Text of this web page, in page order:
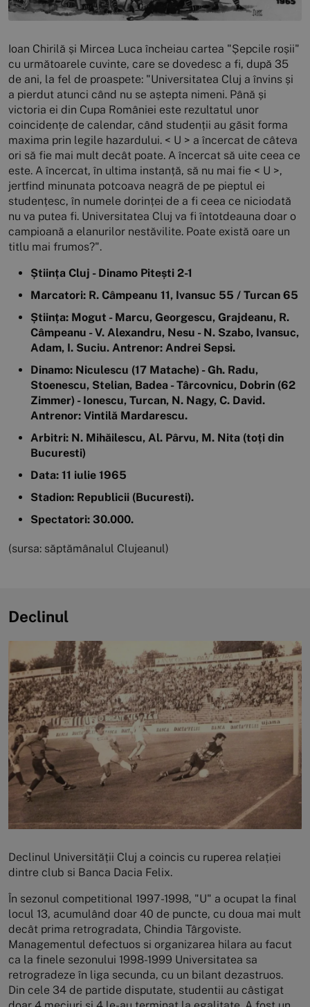
Ioan Chirilă și Mircea Luca încheiau cartea "Șepcile roșii"
cu următoarele cuvinte, care se dovedesc a fi, după 35
de ani, la fel de proaspete: "Universitatea Cluj a învins și
a pierdut atunci când nu se aștepta nimeni. Până și
victoria ei din Cupa României este rezultatul unor
coincidențe de calendar, când studenții au găsit forma
maxima prin legile hazardului. < U > a încercat de câteva
ori să fie mai mult decât poate. A încercat să uite ceea ce
este. A încercat, în ultima instanță, să nu mai fie < U >,
jertfind minunata potcoava neagră de pe pieptul ei
studențesc, în numele dorinței de a fi ceea ce niciodată
nu va putea fi. Universitatea Cluj va fi întotdeauna doar o
campioană a elanurilor nestăvilite. Poate există oare un
titlu mai frumos?".
Știința Cluj - Dinamo Pitești 2-1
Marcatori: R. Câmpeanu 11, Ivansuc 55 / Turcan 65
Știința: Mogut - Marcu, Georgescu, Grajdeanu, R.
Câmpeanu - V. Alexandru, Nesu - N. Szabo, Ivansuc,
Adam, I. Suciu. Antrenor: Andrei Sepsi.
Dinamo: Niculescu (17 Matache) - Gh. Radu,
Stoenescu, Stelian, Badea - Târcovnicu, Dobrin (62
Zimmer) - Ionescu, Turcan, N. Nagy, C. David.
Antrenor: Vintilă Mardarescu.
Arbitri: N. Mihăilescu, Al. Pârvu, M. Nita (toți din
Bucuresti)
Data: 11 iulie 1965
Stadion: Republicii (Bucuresti).
Spectatori: 30.000.
(sursa: săptămânalul Clujeanul)
Declinul
Declinul Universității Cluj a coincis cu ruperea relației
dintre club si Banca Dacia Felix.
În sezonul competitional 1997-1998, "U" a ocupat la final
locul 13, acumulând doar 40 de puncte, cu doua mai mult
decât prima retrogradata, Chindia Târgoviste.
Managementul defectuos si organizarea hilara au facut
ca la finele sezonului 1998-1999 Universitatea sa
retrogradeze în liga secunda, cu un bilant dezastruos.
Din cele 34 de partide disputate, studentii au câstigat